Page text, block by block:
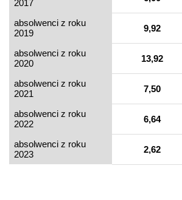
2017
absolwenci z roku
2019
9,92
absolwenci z roku
2020
13,92
absolwenci z roku
2021
7,50
absolwenci z roku
2022
6,64
absolwenci z roku
2023
2,62